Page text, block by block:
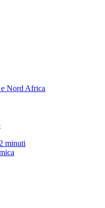
Nord Africa
minuti